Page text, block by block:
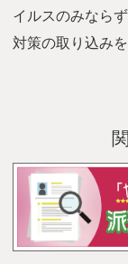
イルスのみなら
対策の取り込み